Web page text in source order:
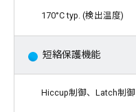
170°C typ. (検出温度)
短絡保護機能
Hiccup制御、Latch制御